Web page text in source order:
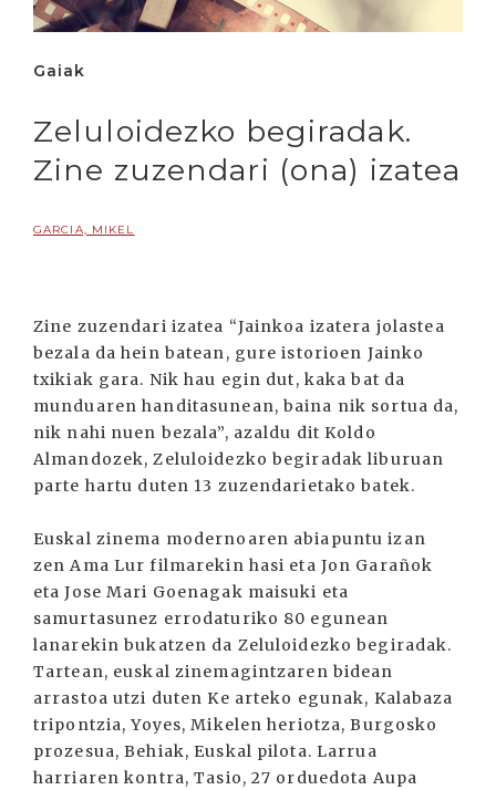
Gaiak
Zeluloidezko begiradak.
Zine zuzendari (ona) izatea
GARCIA, MIKEL
Zine zuzendari izatea “Jainkoa izatera jolastea
bezala da hein batean, gure istorioen Jainko
txikiak gara. Nik hau egin dut, kaka bat da
munduaren handitasunean, baina nik sortua da,
nik nahi nuen bezala”, azaldu dit Koldo
Almandozek, Zeluloidezko begiradak liburuan
parte hartu duten 13 zuzendarietako batek.
Euskal zinema modernoaren abiapuntu izan
zen Ama Lur filmarekin hasi eta Jon Garañok
eta Jose Mari Goenagak maisuki eta
samurtasunez errodaturiko 80 egunean
lanarekin bukatzen da Zeluloidezko begiradak.
Tartean, euskal zinemagintzaren bidean
arrastoa utzi duten Ke arteko egunak, Kalabaza
tripontzia, Yoyes, Mikelen heriotza, Burgosko
prozesua, Behiak, Euskal pilota. Larrua
harriaren kontra, Tasio, 27 orduedota Aupa